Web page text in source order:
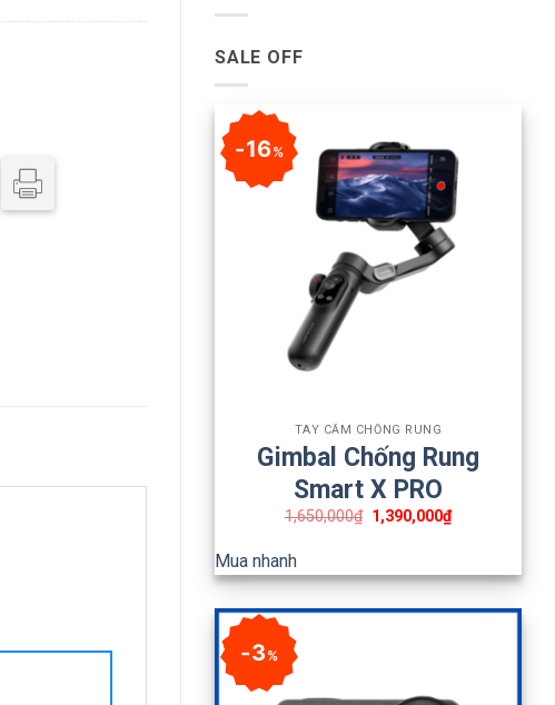
SALE OFF
16%
TAY CẦM CHỐNG RUNG
Gimbal Chống Rung
Smart X PRO
1,650,000₫ 1,390,000₫
Mua nhanh
3%